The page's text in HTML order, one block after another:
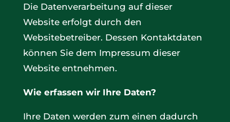
Die Datenverarbeitung auf dieser
Website erfolgt durch den
Websitebetreiber. Dessen Kontaktdaten
können Sie dem Impressum dieser
Website entnehmen.
Wie erfassen wir Ihre Daten?
Ihre Daten werden zum einen dadurch